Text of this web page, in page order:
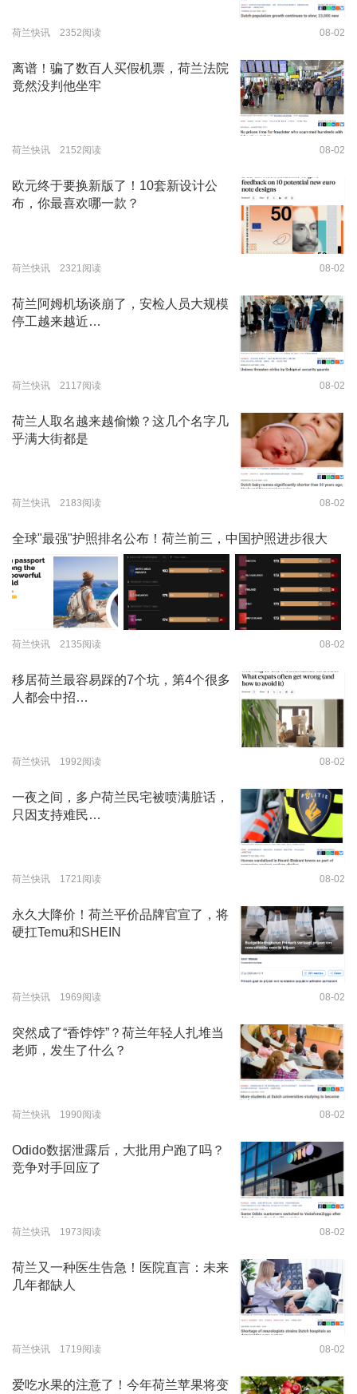
荷兰快讯 2352阅读 08-02
离谱！骗了数百人买假机票，荷兰法院
竟然没判他坐牢
荷兰快讯 2152阅读 08-02
欧元终于要换新版了！10套新设计公
布，你最喜欢哪一款？
荷兰快讯 2321阅读 08-02
荷兰阿姆机场谈崩了，安检人员大规模
停工越来越近…
荷兰快讯 2117阅读 08-02
荷兰人取名越来越偷懒？这几个名字几
乎满大街都是
荷兰快讯 2183阅读 08-02
全球"最强"护照排名公布！荷兰前三，中国护照进步很大
荷兰快讯 2135阅读 08-02
移居荷兰最容易踩的7个坑，第4个很多
人都会中招…
荷兰快讯 1992阅读 08-02
一夜之间，多户荷兰民宅被喷满脏话，
只因支持难民…
荷兰快讯 1721阅读 08-02
永久大降价！荷兰平价品牌官宣了，将
硬扛Temu和SHEIN
荷兰快讯 1969阅读 08-02
突然成了“香饽饽”？荷兰年轻人扎堆当
老师，发生了什么？
荷兰快讯 1990阅读 08-02
Odido数据泄露后，大批用户跑了吗？
竞争对手回应了
荷兰快讯 1973阅读 08-02
荷兰又一种医生告急！医院直言：未来
几年都缺人
荷兰快讯 1719阅读 08-02
爱吃水果的注意了！今年荷兰苹果将变